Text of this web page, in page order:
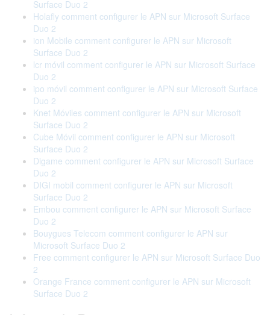
Surface Duo 2
Holafly comment configurer le APN sur Microsoft Surface
Duo 2
ion Mobile comment configurer le APN sur Microsoft
Surface Duo 2
lcr móvil comment configurer le APN sur Microsoft Surface
Duo 2
ipo móvil comment configurer le APN sur Microsoft Surface
Duo 2
Knet Móviles comment configurer le APN sur Microsoft
Surface Duo 2
Cube Móvil comment configurer le APN sur Microsoft
Surface Duo 2
Digame comment configurer le APN sur Microsoft Surface
Duo 2
DIGI mobil comment configurer le APN sur Microsoft
Surface Duo 2
Embou comment configurer le APN sur Microsoft Surface
Duo 2
Bouygues Telecom comment configurer le APN sur
Microsoft Surface Duo 2
Free comment configurer le APN sur Microsoft Surface Duo
2
Orange France comment configurer le APN sur Microsoft
Surface Duo 2